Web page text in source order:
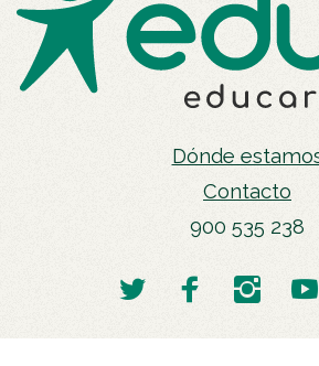
Dónde
Contacto
900 535 238